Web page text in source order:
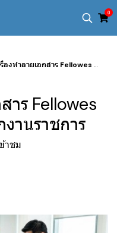
0
ลายเอกสาร Fellowes สำหรับออฟฟิศ สำนักงานราชการ
าร Fellowes
านราชการ
าชม